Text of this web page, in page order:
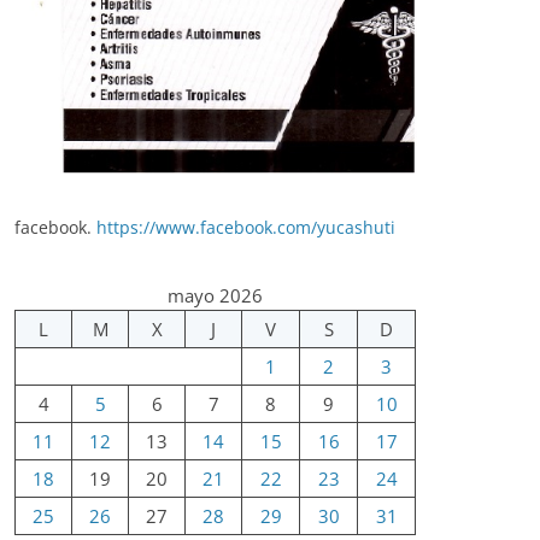
facebook. https://www.facebook.com/yucashuti
mayo 2026
L
M X J V S
D
1
2
3
4
5 6 7 8 9
10
11
12 13 14 15 16
17
18
19 20 21 22 23
24
25
26 27 28 29 30 31